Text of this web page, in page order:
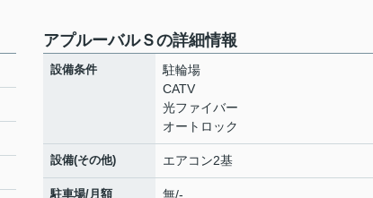
アプルーバルＳの詳細情報
設備条件
駐輪場
CATV
光ファイバー
オートロック
設備(その他) エアコン2基
駐車場/月額 無/-